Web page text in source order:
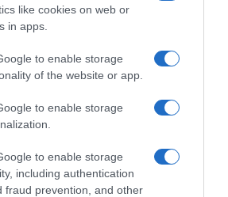
like cookies on web or
in apps.
to enable storage
of the website or app.
to enable storage
to enable storage
including authentication
fraud prevention, and other
βαλλιστικούς πυραύλους
ύδατα της Ιαπωνίας
πολιτικές αρχές του Τόκιο